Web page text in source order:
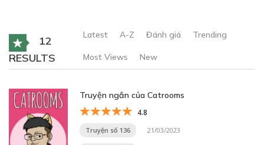
12
RESULTS
Latest A-Z Đánh giá Trending
Most Views New
Truyện ngắn của Catrooms
4.8
Truyện số 136 21/03/2023